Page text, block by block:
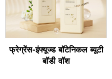
फ्रेग्रेंस-इंफ्यूज्ड बॉटेनिकल ब्यूटी
बॉडी वॉश